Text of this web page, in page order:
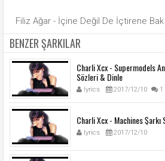
Filiz Ağar - İçine Değil De İçtirene
BENZER ŞARKILAR
Charli Xcx - Supermodels
Sözleri & Dinle
lyrics 2017/12/10 1
Charli Xcx - Machines
lyrics 2017/12/10